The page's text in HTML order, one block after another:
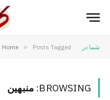
شما در Home » Posts Tagged "منبهین"
BROWSING: منبهین